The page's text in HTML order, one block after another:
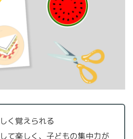
く覚えられる
て楽しく、子どもの集中力が